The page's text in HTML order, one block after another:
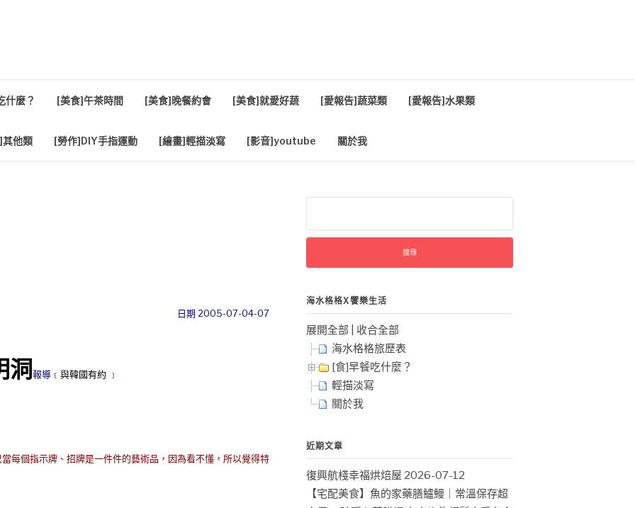
什麼？ [美食]午茶時間 [美食]晚餐約會 [美食]就愛好蔬 [愛報告]蔬菜類 [愛報告]水果類
他類 [勞作]DIY手指運動 [繪畫]輕描淡寫 [影音]youtube 關於我
日期 2005-07-04-07
洞 報導 ﹝ 與韓國有約 ﹞
個指示牌、招牌是一件件的藝術品，因為看不懂，所以覺得特
關
字:
海水格格X饗樂生活
展開全部
收合全部
海水格格旅歷表
[食]早餐吃什麼？
輕描淡寫
關於我
近期文章
復興航棧幸福烘焙屋 2026-07-12
【宅配美食】魚的家藥膳鱸鰻｜常溫保存超